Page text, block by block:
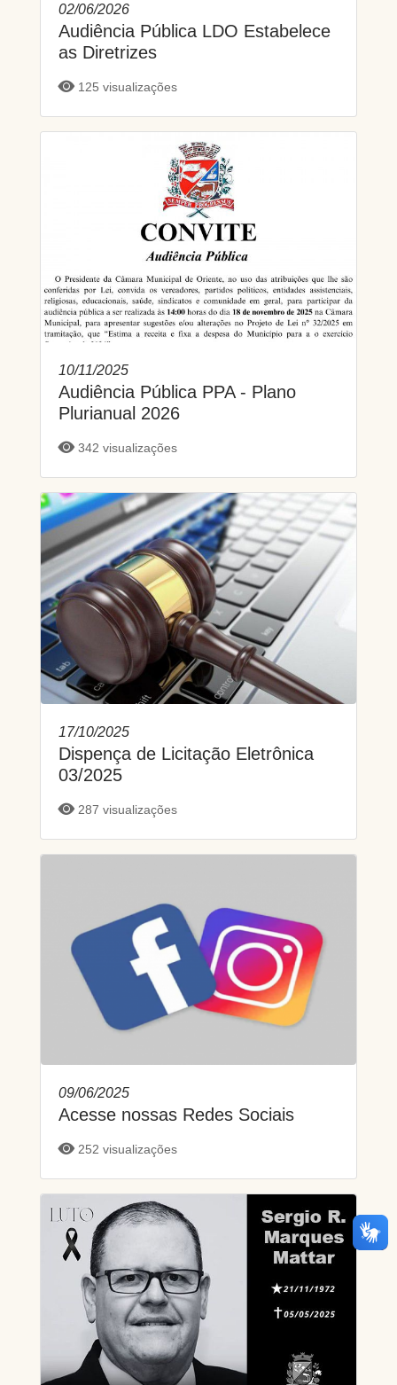
02/06/2026
Audiência Pública LDO Estabelece
as Diretrizes
125 visualizações
10/11/2025
Audiência Pública PPA - Plano
Plurianual 2026
342 visualizações
17/10/2025
Dispença de Licitação Eletrônica
03/2025
287 visualizações
09/06/2025
Acesse nossas Redes Sociais
252 visualizações